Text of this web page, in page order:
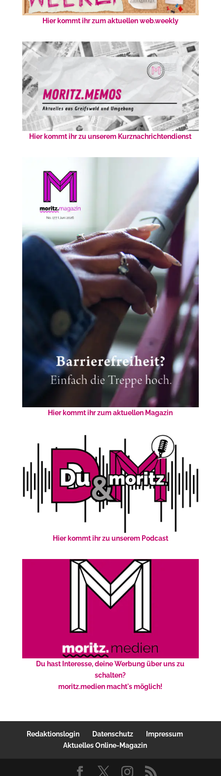
Hier kommt ihr zum aktuellen web.weekly
Hier kommt ihr zu unserem Kurznachrichtendienst
Hier kommt ihr zum aktuellen Magazin
Hier kommt ihr zu unserem Podcast
Du hast Interesse, deine Werbung über uns zu
schalten?
moritz.medien macht's möglich!
Redaktionslogin Datenschutz
Impressum
Aktuelles Online-Magazin